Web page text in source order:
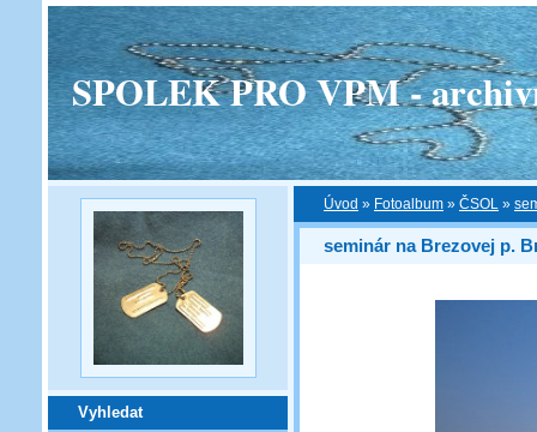
SPOLEK PRO VPM -
Vyhledat
Úvod » Fotoalbum » ČSOL »
seminár na Brezovej p.